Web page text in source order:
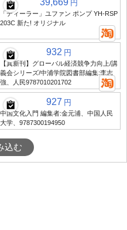
39,669 円
「ディーラー」ユファン ポンプ YH-RSP
203C 新た! オリジナル
932 円
【真新刊】グローバル経済競争力向上/講
義会シリーズ/中浦学院図書部編集:李志
強、人民9787010201702
927 円
中国文化入門 編集者:金元浦、中国人民
大学、9787300194950
込む